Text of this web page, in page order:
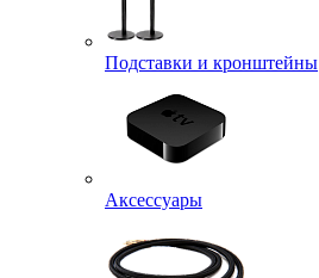
Подставки и кронштейны
Аксессуары